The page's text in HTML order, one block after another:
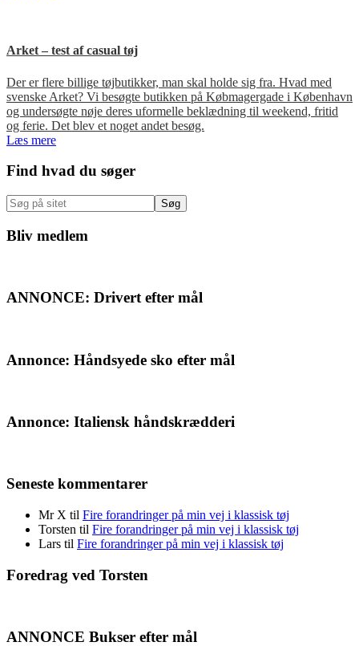
Arket – test af casual tøj
Der er flere billige tøjbutikker, man skal holde sig fra. Hvad med
svenske Arket? Vi besøgte butikken på Købmagergade i København
og undersøgte nøje deres uformelle beklædning til weekend, fritid
og ferie. Det blev et noget andet besøg.
Læs mere
Primær
Sidebar
Find hvad du søger
Søg
på
sitet
Bliv medlem
ANNONCE: Drivert efter mål
Annonce: Håndsyede sko efter mål
Annonce: Italiensk håndskrædderi
Seneste kommentarer
Mr X til Fire forandringer på min vej i klassisk tøj
Torsten til Fire forandringer på min vej i klassisk tøj
Lars til Fire forandringer på min vej i klassisk tøj
Foredrag ved Torsten
ANNONCE Bukser efter mål